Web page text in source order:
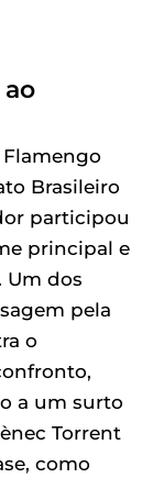
ao
Brasileiro
participou
principal e
Um dos
pela
o
a um surto
Torrent
como